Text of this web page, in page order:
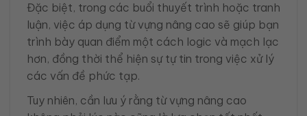
Đặc biệt, trong các buổi thuyết trình hoặc tranh
luận, việc áp dụng từ vựng nâng cao sẽ giúp bạn
trình bày quan điểm một cách logic và mạch lạc
hơn, đồng thời thể hiện sự tự tin trong việc xử lý
các vấn đề phức tạp.
Tuy nhiên, cần lưu ý rằng từ vựng nâng cao